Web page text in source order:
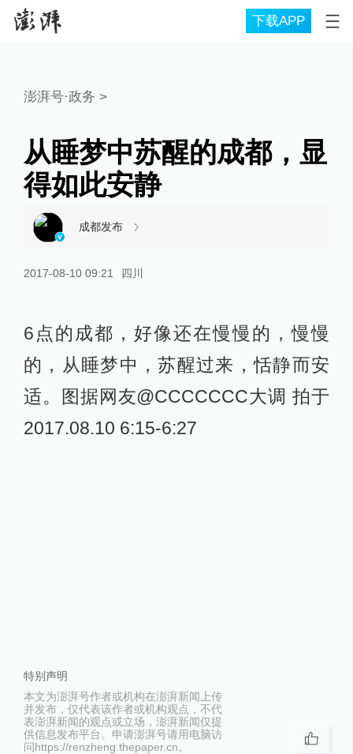
下载APP
澎湃号·政务 >
从睡梦中苏醒的成都，显
得如此安静
成都发布
2017-08-10 09:21 四川
6点的成都，好像还在慢慢的，慢慢
的，从睡梦中，苏醒过来，恬静而安
适。图据网友@CCCCCCC大调 拍于
2017.08.10 6:15-6:27 ​​​
特别声明
本文为澎湃号作者或机构在澎湃新闻上传
并发布，仅代表该作者或机构观点，不代
表澎湃新闻的观点或立场，澎湃新闻仅提
供信息发布平台。申请澎湃号请用电脑访
问https://renzheng.thepaper.cn。